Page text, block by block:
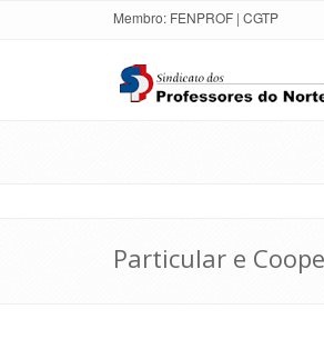
Membro: FENPROF | CGTP
Particular e